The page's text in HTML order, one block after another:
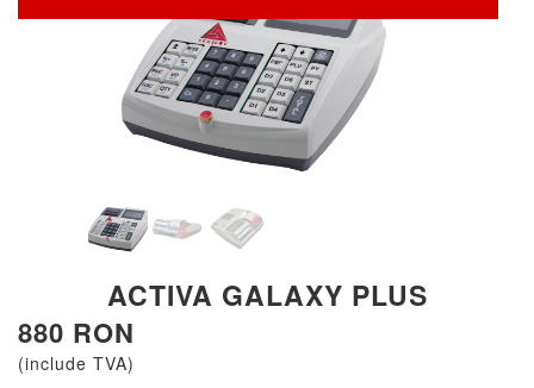
ACTIVA GALAXY PLUS
880 RON
(include TVA)